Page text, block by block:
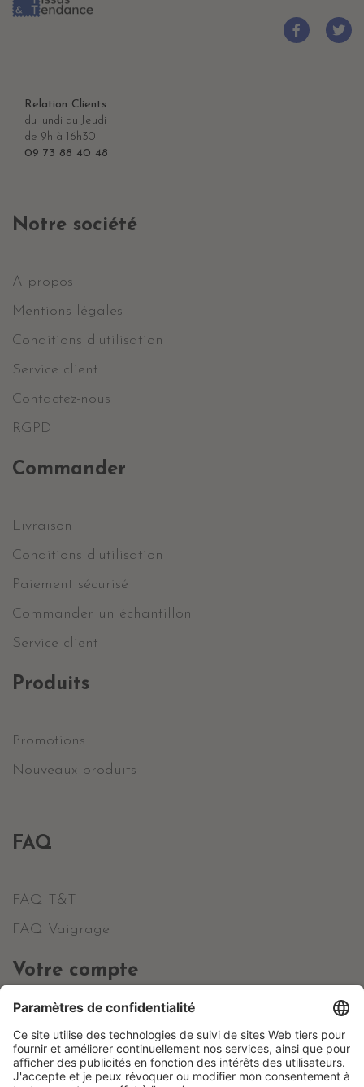
Relation Clients
du lundi au Jeudi
de 9h à 16h30
09 73 88 40 48
Notre société
A propos
Mentions légales
Conditions d'utilisation
Service client
Contactez-nous
RGPD
Commander
Livraison
Conditions d'utilisation
Paiement sécurisé
Commander un échantillon
Service client
Produits
Promotions
Nouveaux produits
FAQ
FAQ T&T
FAQ Vaigrage
Votre compte
Informations personnelles
Commandes